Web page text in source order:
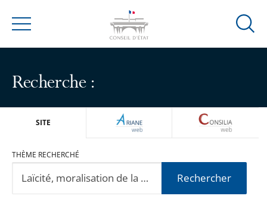
Menu
Ouvrir
Recherche :
SITE ARIANEWEB
THÈME RECHERCHÉ
Rechercher